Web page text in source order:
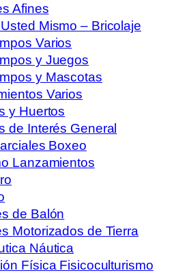
Afines
Mismo – Bricolaje
Varios
y Juegos
y Mascotas
Varios
y Huertos
de Interés General
Boxeo
Lanzamientos
de Balón
Motorizados de Tierra
Náutica
Física Fisicoculturismo